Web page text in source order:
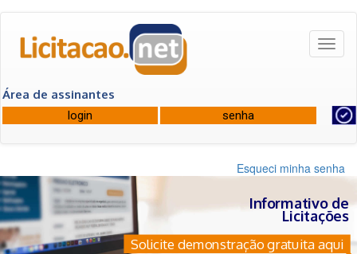
Área de assinantes
Esqueci minha senha
Informativo de
Licitações
Solicite demonstração gratuita aqui